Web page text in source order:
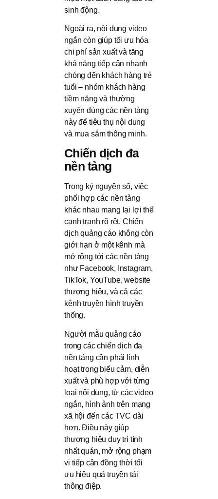
sinh động.
Ngoài ra, nội dung video
ngắn còn giúp tối ưu hóa
chi phí sản xuất và tăng
khả năng tiếp cận nhanh
chóng đến khách hàng trẻ
tuổi – nhóm khách hàng
tiềm năng và thường
xuyên dùng các nền tảng
này để tiêu thụ nội dung
và mua sắm thông minh.
Chiến dịch đa
nền tảng
Trong kỷ nguyên số, việc
phối hợp các nền tảng
khác nhau mang lại lợi thế
cạnh tranh rõ rệt. Chiến
dịch quảng cáo không còn
giới hạn ở một kênh mà
mở rộng tới các nền tảng
như Facebook, Instagram,
TikTok, YouTube, website
thương hiệu, và cả các
kênh truyền hình truyền
thống.
Người mẫu quảng cáo
trong các chiến dịch đa
nền tảng cần phải linh
hoạt trong biểu cảm, diễn
xuất và phù hợp với từng
loại nội dung, từ các video
ngắn, hình ảnh trên mạng
xã hội đến các TVC dài
hơn. Điều này giúp
thương hiệu duy trì tính
nhất quán, mở rộng phạm
vi tiếp cận đồng thời tối
ưu hiệu quả truyền tải
thông điệp.